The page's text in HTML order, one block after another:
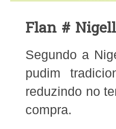
Flan #
Segundo a
pudim
reduzindo no
compra.